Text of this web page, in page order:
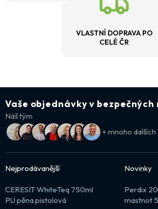
VLASTNÍ DOPRAVA PO
CELÉ ČR
Vaše objednávky v bezpečných
Náš tým
+ mnoho dalších
Nejprodávanější
CERESIT WhiteTeq 750ml
PU pěna pistolová
Novinky
Perdix
mastnot